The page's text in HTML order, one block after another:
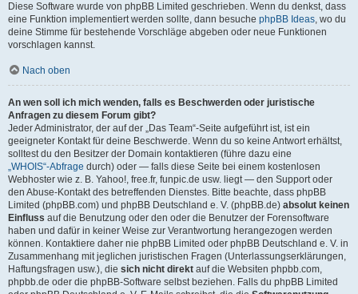
Diese Software wurde von phpBB Limited geschrieben. Wenn du denkst, dass
eine Funktion implementiert werden sollte, dann besuche phpBB Ideas, wo du
deine Stimme für bestehende Vorschläge abgeben oder neue Funktionen
vorschlagen kannst.
Nach oben
An wen soll ich mich wenden, falls es Beschwerden oder juristische
Anfragen zu diesem Forum gibt?
Jeder Administrator, der auf der „Das Team“-Seite aufgeführt ist, ist ein
geeigneter Kontakt für deine Beschwerde. Wenn du so keine Antwort erhältst,
solltest du den Besitzer der Domain kontaktieren (führe dazu eine
„WHOIS“-Abfrage durch) oder — falls diese Seite bei einem kostenlosen
Webhoster wie z. B. Yahoo!, free.fr, funpic.de usw. liegt — den Support oder
den Abuse-Kontakt des betreffenden Dienstes. Bitte beachte, dass phpBB
Limited (phpBB.com) und phpBB Deutschland e. V. (phpBB.de) absolut keinen
Einfluss auf die Benutzung oder den oder die Benutzer der Forensoftware
haben und dafür in keiner Weise zur Verantwortung herangezogen werden
können. Kontaktiere daher nie phpBB Limited oder phpBB Deutschland e. V. in
Zusammenhang mit jeglichen juristischen Fragen (Unterlassungserklärungen,
Haftungsfragen usw.), die sich nicht direkt auf die Websiten phpbb.com,
phpbb.de oder die phpBB-Software selbst beziehen. Falls du phpBB Limited